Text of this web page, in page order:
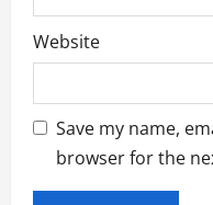
Website
Save my name,
browser for the